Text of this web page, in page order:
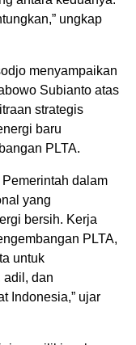
ungkap
menyampaikan
Subianto atas
strategis
baru
PLTA.
dalam
yang
bersih. Kerja
PLTA,
untuk
adil, dan
Indonesia,” ujar